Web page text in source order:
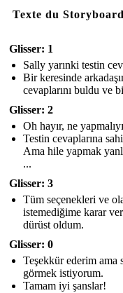
Texte du Storyboard
Glisser: 1
Sally yarınki testin
Bir keresinde
cevaplarını buldu ve
Glisser: 2
Oh hayır, ne
Testin cevaplarına
Ama hile yapmak
...
Glisser: 3
Tüm seçenekleri ve
istemediğime karar
dürüst oldum.
Glisser: 0
Teşekkür ederim ama
görmek istiyorum.
Tamam iyi şanslar!